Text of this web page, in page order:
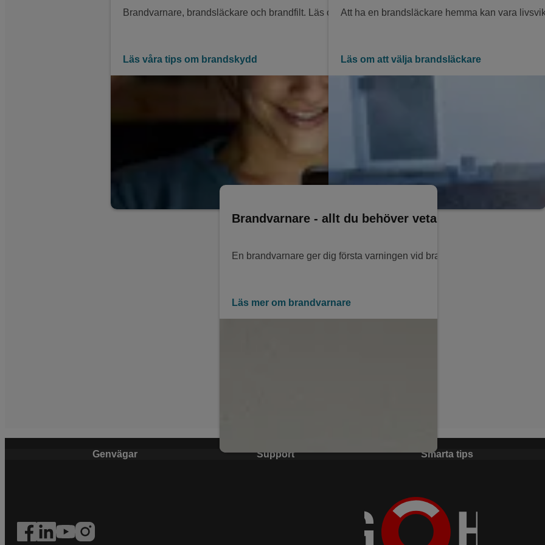
Brandvarnare, brandsläckare och brandfilt. Läs om brandskydd du behöver till ditt hem.
Läs våra tips om brandskydd
Att ha en brandsläckare hemma kan vara
Läs om att välja brandsläckare
Brandvarnare - allt du behöver veta
En brandvarnare ger dig första varningen vid brand eller rökutveckling.
Läs mer om brandvarnare
Genvägar Support Smarta tips